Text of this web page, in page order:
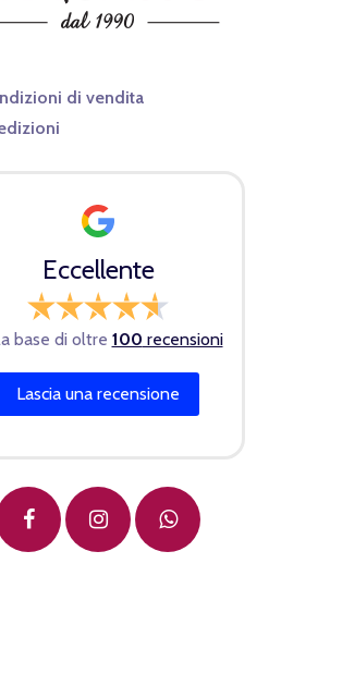
di vendita
Eccellente
base di oltre 100 recensioni
Lascia una recensione